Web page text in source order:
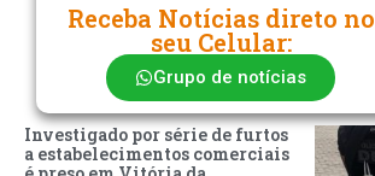
Receba Notícias direto no
seu Celular:
Grupo de notícias
Investigado por série de furtos
a estabelecimentos comerciais